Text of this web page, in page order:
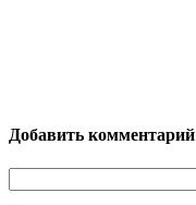
Добавить комментарий